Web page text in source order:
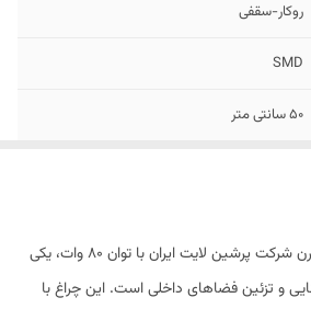
روکار-سقفی
SMD
۵۰ سانتی متر
✅چراغ سقفی سه حالته مدرن شرکت پرشین لایت ایران با توان ۸۰ وات، یکی
و تزئین فضاهای داخلی است. این چراغ با